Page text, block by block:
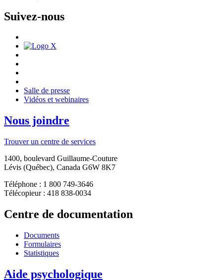
Suivez-nous
Salle de presse
Vidéos et webinaires
Nous joindre
Trouver un centre de services
1400, boulevard Guillaume-Couture
Lévis (Québec), Canada G6W 8K7
Téléphone : 1 800 749-3646
Télécopieur : 418 838-0034
Centre de documentation
Documents
Formulaires
Statistiques
Aide psychologique